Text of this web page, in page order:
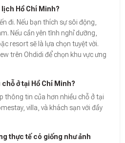
lịch Hồ Chí Minh?
đi. Nếu bạn thích sự sôi động,
Nếu cần yên tĩnh nghỉ dưỡng,
resort sẽ là lựa chọn tuyệt vời.
trên Ohdidi để chọn khu vực ưng
ở tại Hồ Chí Minh?
thông tin của hơn nhiều chỗ ở tại
villa, và khách sạn với đầy
thực tế có giống như ảnh